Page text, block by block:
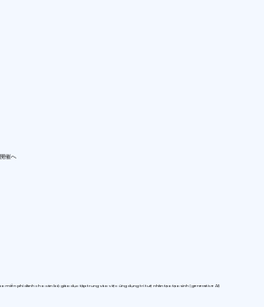
催へ
miễn phí dành cho cán bộ giáo dục tập trung vào việc ứng dụng trí tuệ nhân tạo tạo sinh (generative AI)